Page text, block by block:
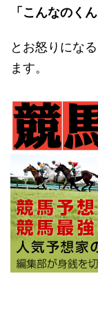
「こんなのく
とお怒りにな
ます。